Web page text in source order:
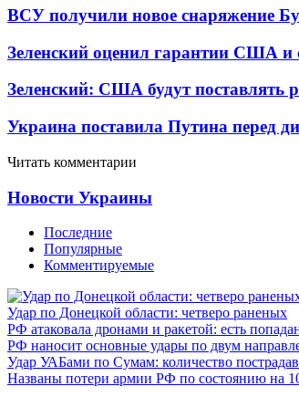
ВСУ получили новое снаряжение
Зеленский оценил гарантии США и
Зеленский: США будут поставлять
Украина поставила Путина перед
Читать комментарии
Новости Украины
Последние
Популярные
Комментируемые
Удар по Донецкой области: четверо раненых
РФ атаковала дронами и ракетой: есть
РФ наносит основные удары по двум
Удар УАБами по Сумам: количество
Названы потери армии РФ по состоянию на